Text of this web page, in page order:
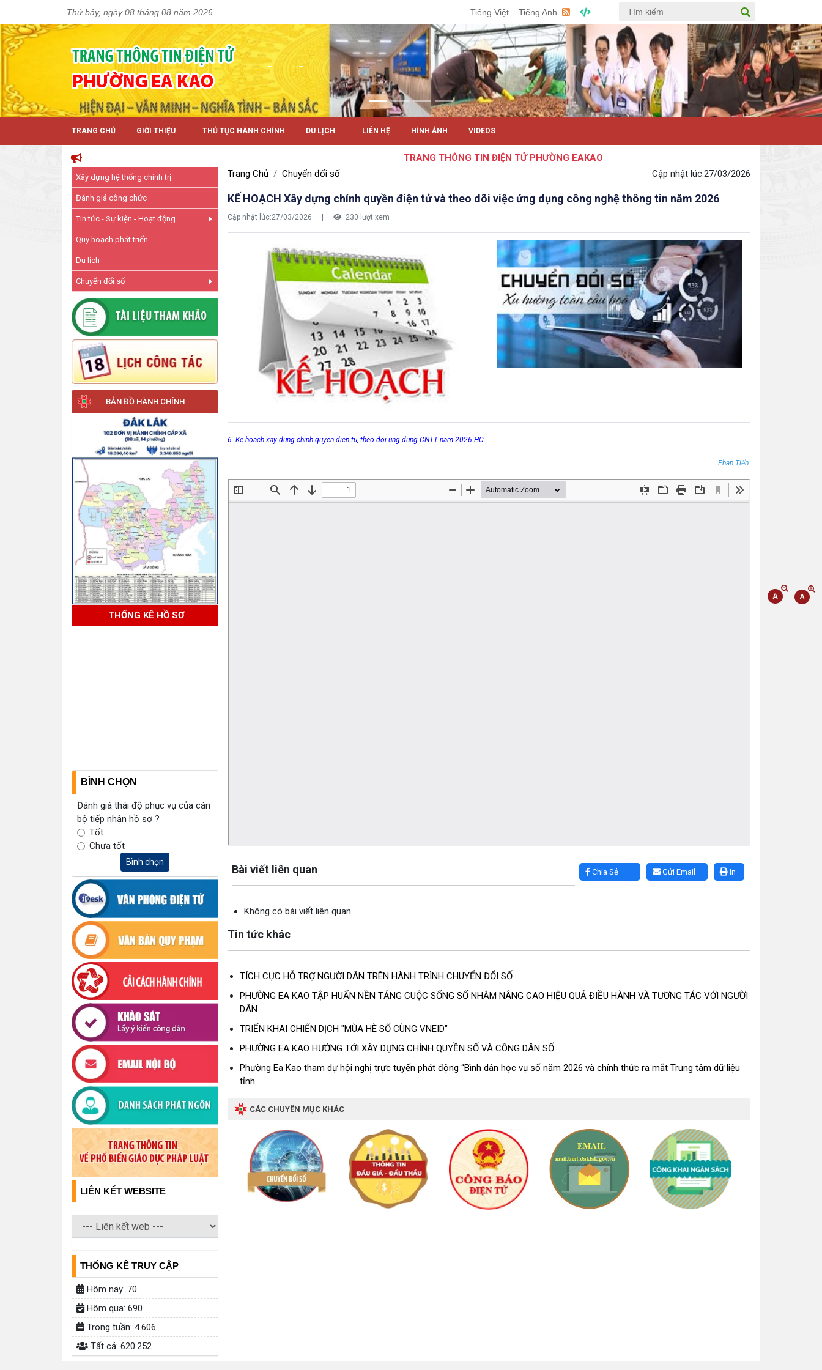
Thứ bảy, ngày 08 tháng 08 năm 2026 Tiếng Việt Tiếng Anh
TRANG CHỦ GIỚI THIỆU THỦ TỤC HÀNH CHÍNH DU LỊCH LIÊN HỆ HÌNH ẢNH VIDEOS
TRANG THÔNG TIN ĐIỆN TỬ PHƯỜNG EAKAO
Xây dựng hệ thống chính trị
Đánh giá công chức
Tin tức - Sự kiện - Hoạt động
Quy hoạch phát triển
Du lịch
Chuyển đổi số
BẢN ĐỒ HÀNH CHÍNH
THỐNG KÊ HỒ SƠ
BÌNH CHỌN
Đánh giá thái độ phục vụ của cán
bộ tiếp nhận hồ sơ ?
Tốt
Chưa tốt
Bình chọn
LIÊN KẾT WEBSITE
THỐNG KÊ TRUY CẬP
Hôm nay: 70
Hôm qua: 690
Trong tuần: 4.606
Tất cả: 620.252
Trang Chủ Chuyển đổi số Cập nhật lúc:27/03/2026
KẾ HOẠCH Xây dựng chính quyền điện tử và theo dõi việc ứng dụng công nghệ thông tin năm 2026
Cập nhật lúc:27/03/2026 230 lượt xem
6. Ke hoach xay dung chinh quyen dien tu, theo doi ung dung CNTT nam 2026 HC
Phan Tiến.
In
Gửi Email
Chia Sẻ
Bài viết liên quan
Không có bài viết liên quan
Tin tức khác
TÍCH CỰC HỖ TRỢ NGƯỜI DÂN TRÊN HÀNH TRÌNH CHUYỂN ĐỔI SỐ
PHƯỜNG EA KAO TẬP HUẤN NỀN TẢNG CUỘC SỐNG SỐ NHẰM NÂNG CAO HIỆU QUẢ ĐIỀU HÀNH VÀ TƯƠNG TÁC VỚI NGƯỜI
DÂN
TRIỂN KHAI CHIẾN DỊCH "MÙA HÈ SỐ CÙNG VNEID"
PHƯỜNG EA KAO HƯỚNG TỚI XÂY DỰNG CHÍNH QUYỀN SỐ VÀ CÔNG DÂN SỐ
Phường Ea Kao tham dự hội nghị trực tuyến phát động “Bình dân học vụ số năm 2026 và chính thức ra mắt Trung tâm dữ liệu
tỉnh.
CÁC CHUYÊN MỤC KHÁC